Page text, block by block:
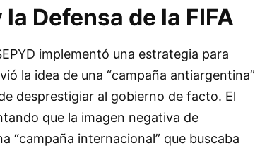
Defensa de la FIFA
implementó una estrategia para
la idea de una “campaña antiargentina”
desprestigiar al gobierno de facto. El
que la imagen negativa de
“campaña internacional” que buscaba